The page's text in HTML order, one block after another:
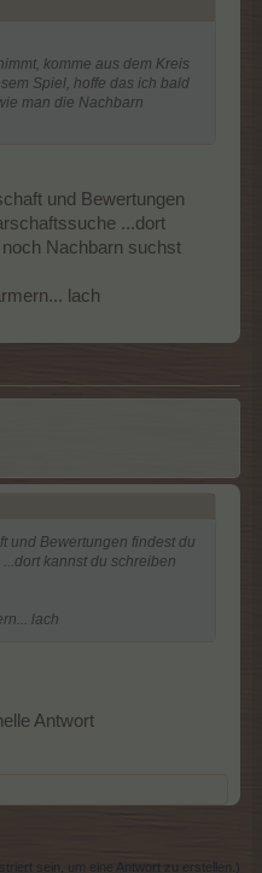
komme aus dem Kreis
Spiel, hoffe das ich bald
man die Nachbarn
und Bewertungen
...dort
Nachbarn suchst
lach
und Bewertungen findest du
kannst du schreiben
lach
Antwort
sein, um eine Antwort zu erstellen.)